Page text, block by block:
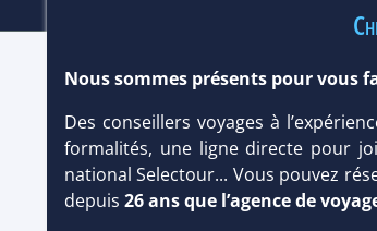
CLUB CORALIA
République Dominicaine/
Nous sommes présents pour vous
Des conseillers voyages à
formalités, une ligne directe pour
national Selectour... Vous pouvez
depuis 26 ans que l’agence de